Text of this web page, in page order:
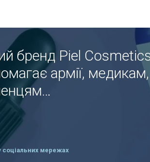
бренд Piel
армії, медикам,
соціальних мережах